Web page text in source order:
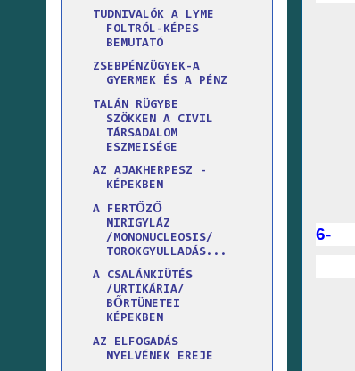
6-
TUDNIVALÓK A LYME
FOLTRÓL-KÉPES
BEMUTATÓ
ZSEBPÉNZÜGYEK-A
GYERMEK ÉS A PÉNZ
TALÁN RÜGYBE
SZÖKKEN A CIVIL
TÁRSADALOM
ESZMEISÉGE
AZ AJAKHERPESZ -
KÉPEKBEN
A FERTŐZŐ
MIRIGYLÁZ
/MONONUCLEOSIS/
TOROKGYULLADÁS...
A CSALÁNKIÜTÉS
/URTIKÁRIA/
BŐRTÜNETEI
KÉPEKBEN
AZ ELFOGADÁS
NYELVÉNEK EREJE